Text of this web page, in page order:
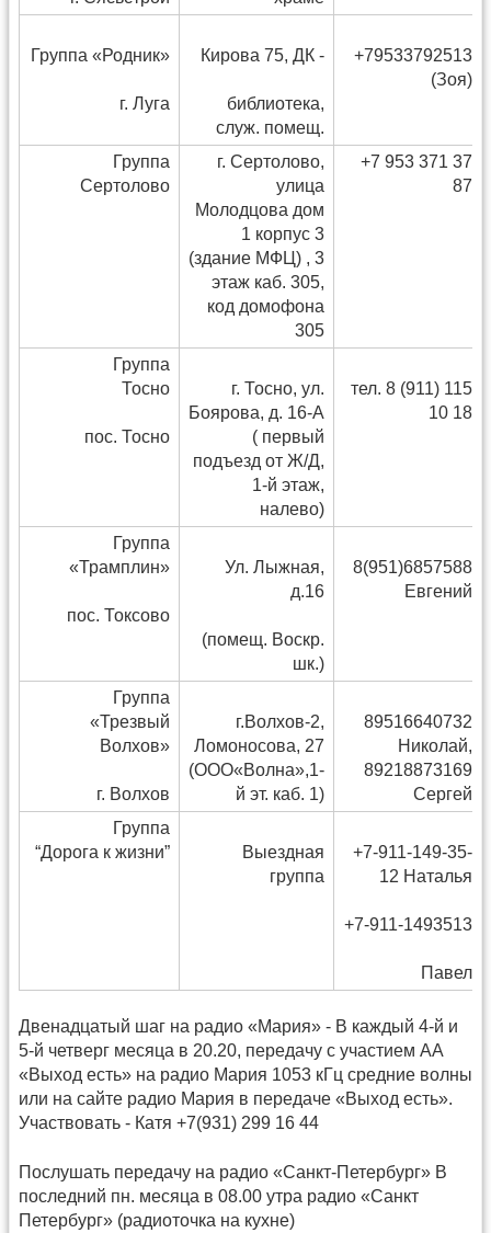
Группа «Родник»
г. Луга
Кирова 75, ДК -
библиотека,
служ. помещ.
+79533792513
(Зоя)
Группа
Сертолово
г. Сертолово,
улица
Молодцова дом
1 корпус 3
(здание МФЦ) , 3
этаж каб. 305,
код домофона
305
+7 953 371 37
87
Группа
Тосно
пос. Тосно
г. Тосно, ул.
Боярова, д. 16-А
( первый
подъезд от Ж/Д,
1-й этаж,
налево)
тел. 8 (911) 115
10 18
Группа
«Трамплин»
пос. Токсово
Ул. Лыжная,
д.16
(помещ. Воскр.
шк.)
8(951)6857588
Евгений
Группа
«Трезвый
Волхов»
г. Волхов
г.Волхов-2,
Ломоносова, 27
(ООО«Волна»,1-
й эт. каб. 1)
89516640732
Николай,
89218873169
Сергей
Группа
“Дорога к жизни”
Выездная
группа
+7-911-149-35-
12 Наталья
+7-911-1493513
Павел
Двенадцатый шаг на радио «Мария» - В каждый 4-й и
5-й четверг месяца в 20.20, передачу с участием АА
«Выход есть» на радио Мария 1053 кГц средние волны
или на сайте радио Мария в передаче «Выход есть».
Участвовать - Катя +7(931) 299 16 44
Послушать передачу на радио «Санкт-Петербург» В
последний пн. месяца в 08.00 утра радио «Санкт
Петербург» (радиоточка на кухне)